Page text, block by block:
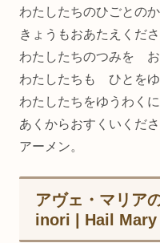
わたしたちのひごとの
きょうもおあたえくださ
わたしたちのつみを お
わたしたちも ひとをゆ
わたしたちをゆうわく
あくからおすくいくださ
アーメン。
アヴェ・マリ
inori | Hail Mary